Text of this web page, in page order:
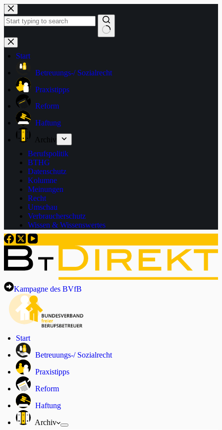
Zum
Inhalt
springen
Keine
Ergebnisse
Start
Betreuungs-/ Sozialrecht
Praxistipps
Reform
Haftung
Archiv
Berufspolitik
BTHG
Datenschutz
Kolumne
Meinungen
Recht
Umschau
Verbraucherschutz
Wissen & Wissenswertes
Kampagne des BVfB
Start
Betreuungs-/ Sozialrecht
Praxistipps
Reform
Haftung
Archiv